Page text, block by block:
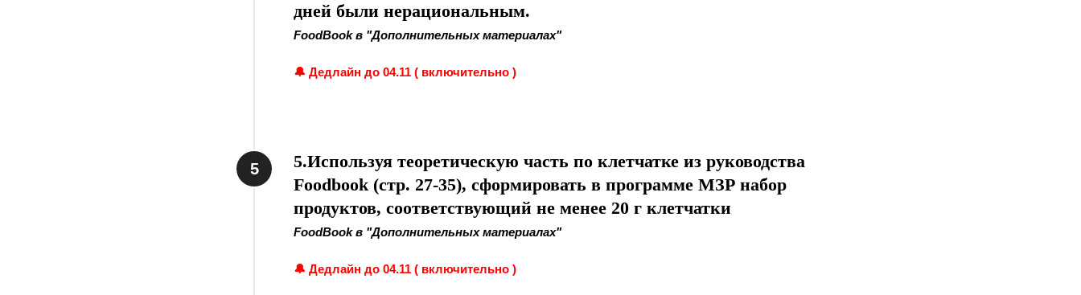
дней были нерациональным.
FoodBook в "Дополнительных материалах"
🔔 Дедлайн до 04.11 ( включительно )
5.Используя теоретическую часть по клетчатке из руководства
Foodbook (стр. 27-35), сформировать в программе МЗР набор
продуктов, соответствующий не менее 20 г клетчатки
FoodBook в "Дополнительных материалах"
🔔 Дедлайн до 04.11 ( включительно )